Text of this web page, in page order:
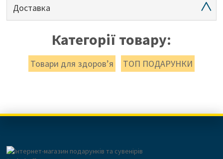
Доставка
Категорії товару:
Товари для здоров’я ТОП ПОДАРУНКИ